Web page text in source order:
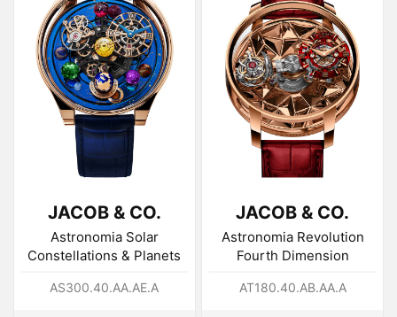
JACOB & CO.
Astronomia Solar
Constellations & Planets
AS300.40.AA.AE.A
JACOB & CO.
Astronomia Revolution
Fourth Dimension
AT180.40.AB.AA.A